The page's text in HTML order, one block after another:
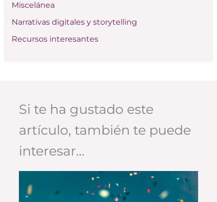
Miscelánea
Narrativas digitales y storytelling
Recursos interesantes
Si te ha gustado este
artículo, también te puede
interesar…